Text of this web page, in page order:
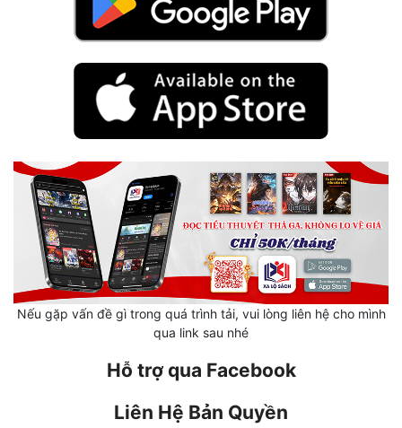
Sủng
Thanh Xuân
Tiên Hiệp
Tiểu Thuyết
Trinh Thám
Nếu gặp vấn đề gì trong quá trình tải, vui lòng liên hệ cho mình
qua link sau nhé
Hỗ trợ qua Facebook
Liên Hệ Bản Quyền